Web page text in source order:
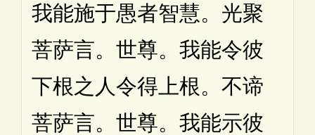
我能施于愚者智慧。光聚
菩萨言。世尊。我能令彼
下根之人令得上根。不谛
菩萨言。世尊。我能示彼